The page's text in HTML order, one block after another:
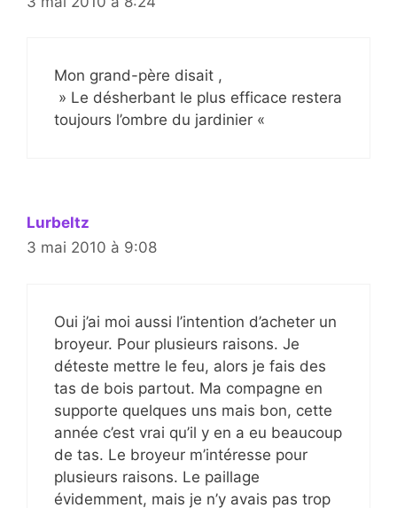
Mon grand-père disait ,
» Le désherbant le plus efficace restera
toujours l’ombre du jardinier «
Lurbeltz
3 mai 2010 à 9:08
Oui j’ai moi aussi l’intention d’acheter un
broyeur. Pour plusieurs raisons. Je
déteste mettre le feu, alors je fais des
tas de bois partout. Ma compagne en
supporte quelques uns mais bon, cette
année c’est vrai qu’il y en a eu beaucoup
de tas. Le broyeur m’intéresse pour
plusieurs raisons. Le paillage
évidemment, mais je n’y avais pas trop